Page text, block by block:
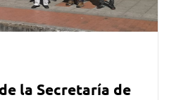
la Secretaría de